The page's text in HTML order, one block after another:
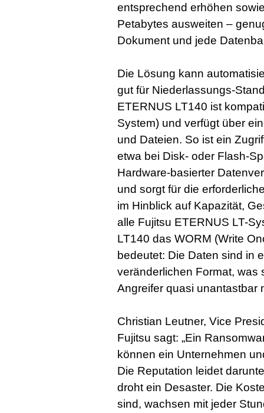
entsprechend erhöhen
Petabytes ausweiten –
Dokument und jede
Die Lösung kann
gut für Niederlassungs-
ETERNUS LT140 ist
System) und verfügt über
und Dateien. So ist ein
etwa bei Disk- oder Flash-
Hardware-basierter
und sorgt für die
im Hinblick auf Kapazität,
alle Fujitsu ETERNUS LT-
LT140 das WORM (Write
bedeutet: Die Daten sind in
veränderlichen Format, was
Angreifer quasi unantastbar
Christian Leutner, Vice
Fujitsu sagt: „Ein
können ein Unternehmen
Die Reputation leidet
droht ein Desaster. Die
sind, wachsen mit jeder